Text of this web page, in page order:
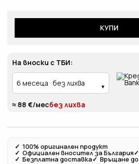
КУПИ
На вноски с ТБИ:
≈ 88 €/месбез лихва
✓ 100% оригинален продукт
✓ Официален вносител за България✓
✓ Безплатна доставка✓ Връщане до